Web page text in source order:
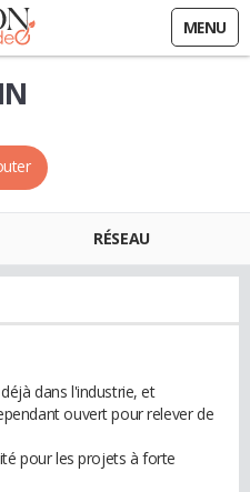
MENU
RÉSEAU
dans l'industrie, et
ouvert pour relever de
pour les projets à forte